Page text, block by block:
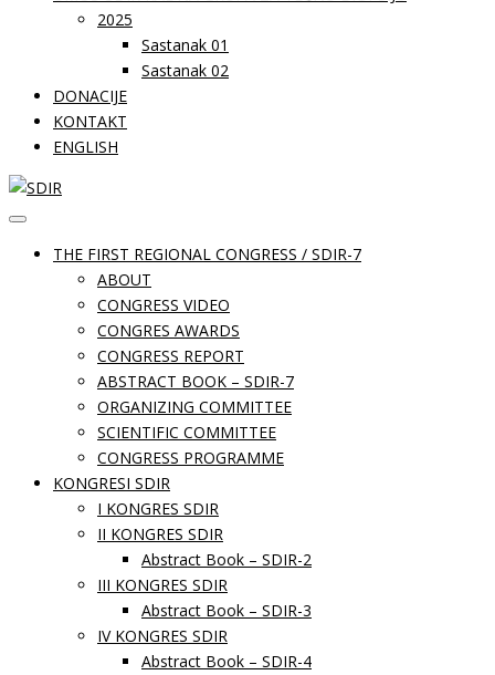
2025
Sastanak 01
Sastanak 02
DONACIJE
KONTAKT
ENGLISH
THE FIRST REGIONAL CONGRESS / SDIR-7
ABOUT
CONGRESS VIDEO
CONGRES AWARDS
CONGRESS REPORT
ABSTRACT BOOK – SDIR-7
ORGANIZING COMMITTEE
SCIENTIFIC COMMITTEE
CONGRESS PROGRAMME
KONGRESI SDIR
I KONGRES SDIR
II KONGRES SDIR
Abstract Book – SDIR-2
III KONGRES SDIR
Abstract Book – SDIR-3
IV KONGRES SDIR
Abstract Book – SDIR-4